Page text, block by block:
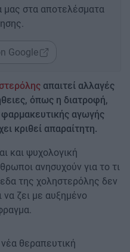
μας στα αποτελέσματα
Google
απαιτεί αλλαγές
όπως η διατροφή,
αγωγής
κριθεί απαραίτητη.
και ψυχολογική
ανησυχούν για το τι
της χοληστερόλης δεν
να ζει με αυξημένο
θεραπευτική